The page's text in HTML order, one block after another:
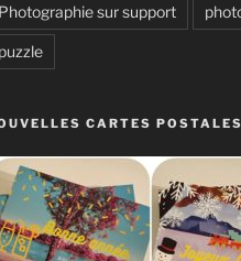
Photographie sur support
puzzle
CARTES POSTALES